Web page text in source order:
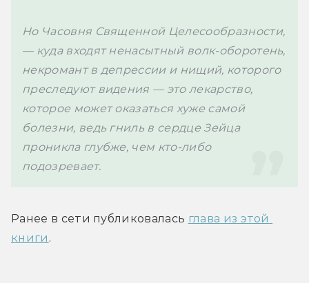
Но Часовня Священной Целесообразности,
— куда входят ненасытный волк-оборотень,
некромант в депрессии и нищий, которого
преследуют видения — это лекарство,
которое может оказаться хуже самой
болезни, ведь гниль в сердце Зейца
проникла глубже, чем кто-либо
подозревает.
Ранее в сети публиковалась глава из этой
книги .